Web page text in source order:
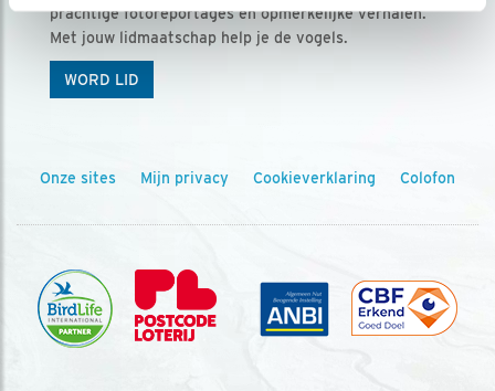
prachtige fotoreportages en opmerkelijke verhalen.
Met jouw lidmaatschap help je de vogels.
WORD LID
Onze sites Mijn privacy Cookieverklaring Colofon